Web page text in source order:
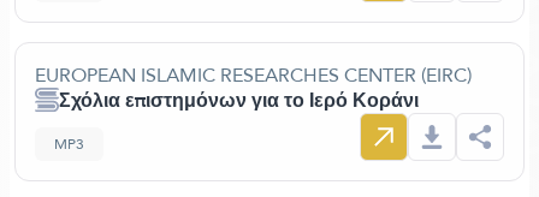
EUROPEAN ISLAMIC RESEARCHES CENTER (EIRC)
Σχόλια επιστημόνων για το Ιερό Κοράνι
MP3